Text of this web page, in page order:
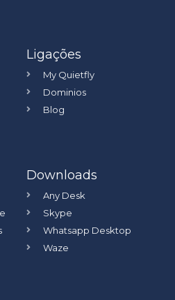
Ligações
My Quietfly
Dominios
Blog
Downloads
Any Desk
Skype
Whatsapp Desktop
Waze